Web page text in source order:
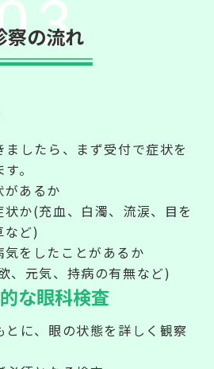
察の流れ
ましたら、まず受付で症状を
。
があるか
状か(充血、白濁、流涙、目を
など)
気をしたことがあるか
、元気、持病の有無など)
な眼科検査
とに、眼の状態を詳しく観察